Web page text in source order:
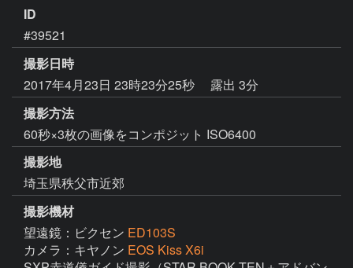
ID
#39521
撮影日時
2017年4月23日 23時23分25秒
露出 3分
撮影方法
60秒×3枚の画像をコンポジット ISO6400
撮影地
埼玉県秩父市近郊
撮影機材
望遠鏡：ビクセン ED103S
カメラ：キヤノン EOS Kiss X6i